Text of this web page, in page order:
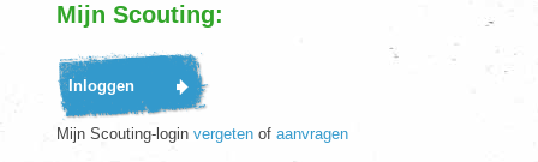
Mijn Scouting:
Mijn Scouting-login vergetenof aanvragen